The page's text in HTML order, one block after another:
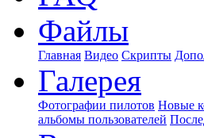
Файлы
Главная Видео Скрипты
Галерея
Фотографии пилотов Новые
альбомы пользователей